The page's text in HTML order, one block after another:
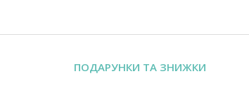
ПОДАРУНКИ ТА ЗНИЖКИ